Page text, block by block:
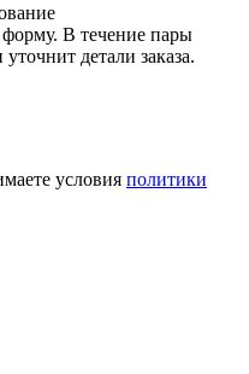
В течение пары
детали заказа.
условия политики